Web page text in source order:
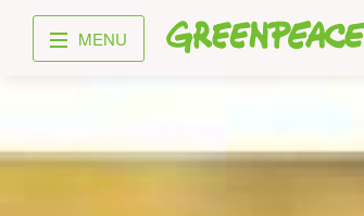
Greenpeace
MENU